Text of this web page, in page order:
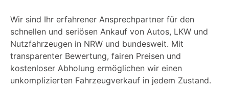
Wir sind Ihr erfahrener Ansprechpartner für den
schnellen und seriösen Ankauf von Autos, LKW und
Nutzfahrzeugen in NRW und bundesweit. Mit
transparenter Bewertung, fairen Preisen und
kostenloser Abholung ermöglichen wir einen
unkomplizierten Fahrzeugverkauf in jedem Zustand.